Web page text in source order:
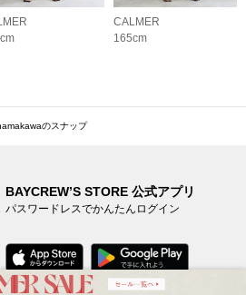
CALMER
165cm
のスナップ
BAYCREW’S STORE 公式アプリ
パスワードレスでかんたんログイン